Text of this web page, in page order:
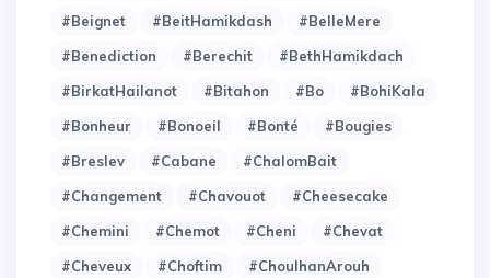
#Beignet
#BeitHamikdash
#BelleMere
#Benediction
#Berechit
#BethHamikdach
#BirkatHailanot
#Bitahon #Bo
#BohiKala
#Bonheur
#Bonoeil #Bonté
#Bougies
#Breslev
#Cabane
#ChalomBait
#Changement
#Chavouot
#Cheesecake
#Chemini
#Chemot #Cheni
#Chevat
#Cheveux
#Choftim
#ChoulhanArouh